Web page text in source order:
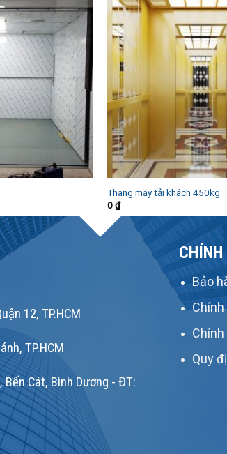
Thang máy tải khách 450kg
0₫
12, TP.HCM
TP.HCM
Bến Cát, Bình Dương - ĐT:
Bảo
Quy